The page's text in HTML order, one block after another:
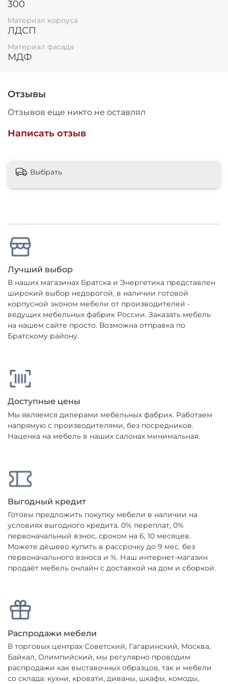
300
Материал корпуса
ЛДСП
Материал фасада
МДФ
Отзывы
Отзывов еще никто не оставлял
Написать отзыв
Выбрать
Лучший выбор
В наших магазинах Братска и Энергетика представлен
широкий выбор недорогой, в наличии готовой
корпусной эконом мебели от производителей -
ведущих мебельных фабрик России. Заказать мебель
на нашем сайте просто. Возможна отправка по
Братскому району.
Доступные цены
Мы являемся дилерами мебельных фабрик. Работаем
напрямую с производителями, без посредников.
Наценка на мебель в наших салонах минимальная.
Выгодный кредит
Готовы предложить покупку мебели в наличии на
условиях выгодного кредита. 0% переплат, 0%
первоначальный взнос, сроком на 6, 10 месяцев.
Можете дёшево купить в рассрочку до 9 мес. без
первоначального взноса и %. Наш интернет-магазин
продаёт мебель онлайн с доставкой на дом и сборкой.
Распродажи мебели
В торговых центрах Советский, Гагаринский, Москва,
Байкал, Олимпийский, мы регулярно проводим
распродажи как выставочных образцов, так и мебели
со склада: кухни, кровати, диваны, шкафы, комоды,